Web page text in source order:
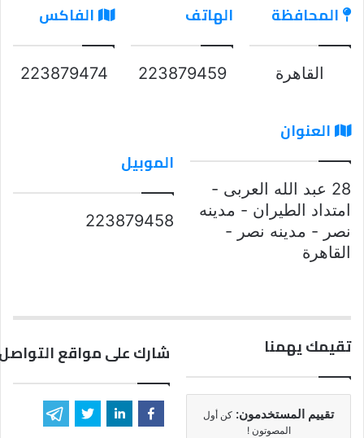
المحافظة
القاهرة
الهاتف
223879459
الفاكس
223879474
العنوان
28 عبد الله العربى -
امتداد الطيران - مدينه
نصر - مدينه نصر -
القاهرة
الموبيل
223879458
تقيمك يهمنا
تقييم المستخدمون: كن أول
المصوتون !
شارك على مواقع